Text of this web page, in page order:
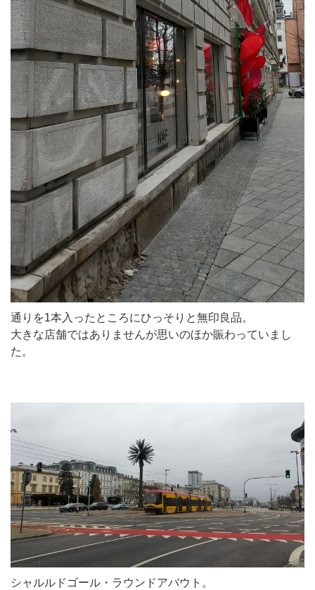
通りを1本入ったところにひっそりと無印良品。
大きな店舗ではありませんが思いのほか賑わっていまし
た。
シャルルドゴール・ラウンドアバウト。